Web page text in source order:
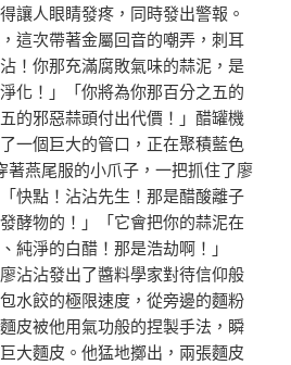
讓人眼睛發疼，同時發出警報。
這次帶著金屬回音的嘲弄，刺耳
！你那充滿腐敗氣味的蒜泥，是
化！」「你將為你那百分之五的
的邪惡蒜頭付出代價！」醋罐機
一個巨大的管口，正在聚積藍色
著燕尾服的小爪子，一把抓住了廖
快點！沾沾先生！那是醋酸離子
酵物的！」「它會把你的蒜泥在
純淨的白醋！那是浩劫啊！」
沾沾發出了醬料學家對待信仰般
水餃的極限速度，從旁邊的麵粉
皮被他用氣功般的捏製手法，瞬
大麵皮。他猛地擲出，兩張麵皮